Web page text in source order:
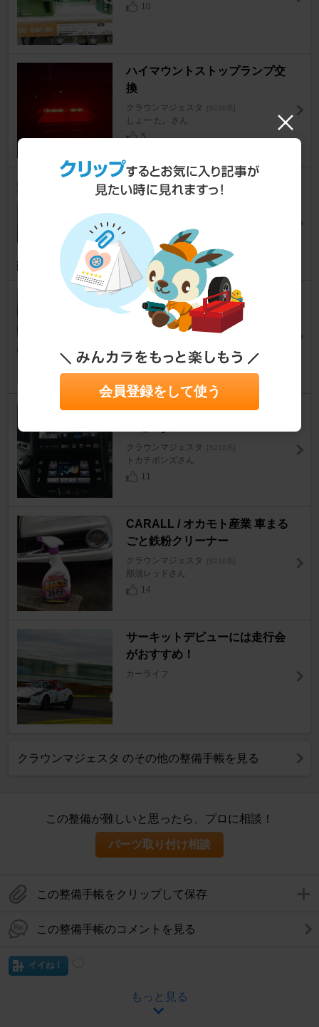
10
ハイマウントストップランプ交
換
クラウンマジェスタ [S210系]
しょー た。さん
5
YOKOHAMA ADVAN dB V553
クラウンマジェスタ
hiro (zmjg)さん
SOFT99 レインドロップ ゴール
ドグロス
クラウンマジェスタ [S210系]
42
トヨタ(純正) パノラミックビュ
クラウンマジェスタ
トカチボンズさん
11
CARALL / オカモト産業 車まる
ごと鉄粉クリーナー
クラウンマジェスタ [S210系]
那須レッドさん
14
サーキットデビューには走行会
がおすすめ！
カーライフ
クラウンマジェスタ のその他の整備手帳を見る
この整備が難しいと思ったら、プロに相談！
パーツ取り付け相談
この整備手帳をクリップして保存
この整備手帳のコメントを見る
イイね！
もっと見る
会員登録をして使う